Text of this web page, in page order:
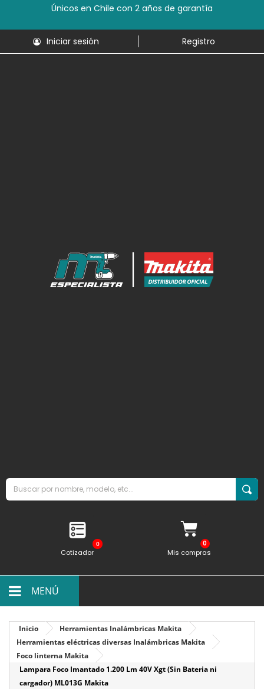
Únicos en Chile con 2 años de garantía
Iniciar sesión Registro
0
Cotizador Mis compras
MENÚ
Inicio
Herramientas Inalámbricas Makita
Herramientas eléctricas diversas Inalámbricas Makita
Foco linterna Makita
Lampara Foco Imantado 1.200 Lm 40V Xgt (Sin Bateria ni
cargador) ML013G Makita